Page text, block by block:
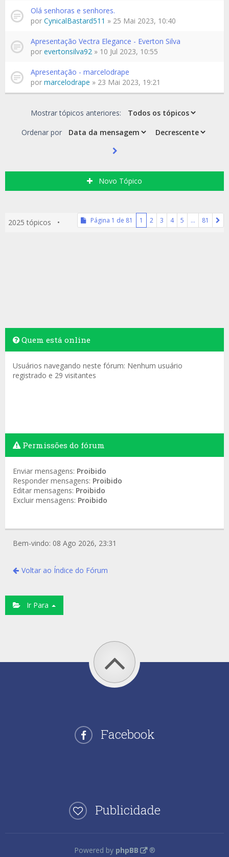
Olá senhoras e senhores.
por CynicalBastard511 » 25 Mai 2023, 10:40
Apresentação Vectra Elegance - Everton Silva
por evertonsilva92 » 10 Jul 2023, 10:55
Apresentação - marcelodrape
por marcelodrape » 23 Mai 2023, 19:21
Mostrar tópicos anteriores:
Ordenar por
Novo Tópico
2025 tópicos • Página 1 de 81 1 2 3 4 5 … 81
Quem está online
Usuários navegando neste fórum: Nenhum usuário
registrado e 29 visitantes
Permissões do fórum
Enviar mensagens: Proibido
Responder mensagens: Proibido
Editar mensagens: Proibido
Excluir mensagens: Proibido
Bem-vindo: 08 Ago 2026, 23:31
Voltar ao Índice do Fórum
Ir Para
Facebook
Publicidade
Powered by phpBB ®